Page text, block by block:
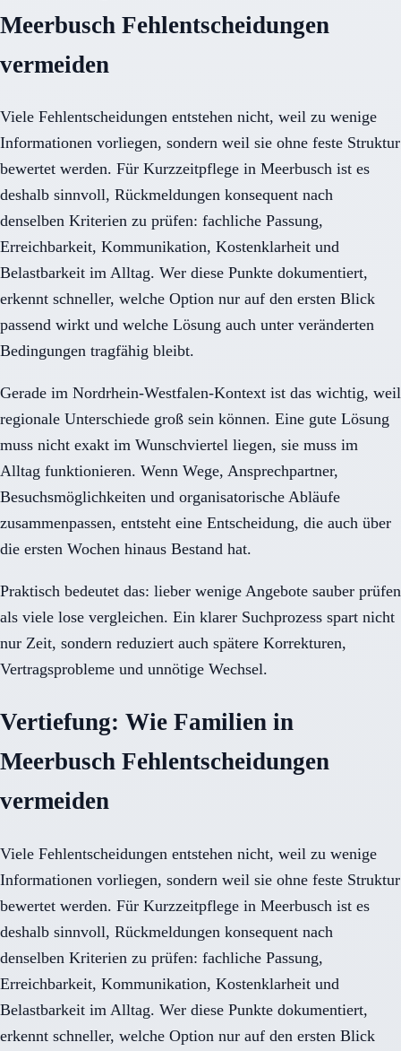
Meerbusch Fehlentscheidungen
vermeiden
Viele Fehlentscheidungen entstehen nicht, weil zu wenige
Informationen vorliegen, sondern weil sie ohne feste Struktur
bewertet werden. Für Kurzzeitpflege in Meerbusch ist es
deshalb sinnvoll, Rückmeldungen konsequent nach
denselben Kriterien zu prüfen: fachliche Passung,
Erreichbarkeit, Kommunikation, Kostenklarheit und
Belastbarkeit im Alltag. Wer diese Punkte dokumentiert,
erkennt schneller, welche Option nur auf den ersten Blick
passend wirkt und welche Lösung auch unter veränderten
Bedingungen tragfähig bleibt.
Gerade im Nordrhein-Westfalen-Kontext ist das wichtig, weil
regionale Unterschiede groß sein können. Eine gute Lösung
muss nicht exakt im Wunschviertel liegen, sie muss im
Alltag funktionieren. Wenn Wege, Ansprechpartner,
Besuchsmöglichkeiten und organisatorische Abläufe
zusammenpassen, entsteht eine Entscheidung, die auch über
die ersten Wochen hinaus Bestand hat.
Praktisch bedeutet das: lieber wenige Angebote sauber prüfen
als viele lose vergleichen. Ein klarer Suchprozess spart nicht
nur Zeit, sondern reduziert auch spätere Korrekturen,
Vertragsprobleme und unnötige Wechsel.
Vertiefung: Wie Familien in
Meerbusch Fehlentscheidungen
vermeiden
Viele Fehlentscheidungen entstehen nicht, weil zu wenige
Informationen vorliegen, sondern weil sie ohne feste Struktur
bewertet werden. Für Kurzzeitpflege in Meerbusch ist es
deshalb sinnvoll, Rückmeldungen konsequent nach
denselben Kriterien zu prüfen: fachliche Passung,
Erreichbarkeit, Kommunikation, Kostenklarheit und
Belastbarkeit im Alltag. Wer diese Punkte dokumentiert,
erkennt schneller, welche Option nur auf den ersten Blick